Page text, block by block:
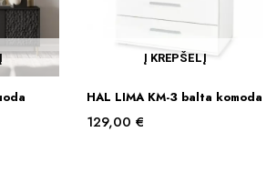
Į KREPŠELĮ
HAL LIMA KM-3 balta komoda
129,00 €